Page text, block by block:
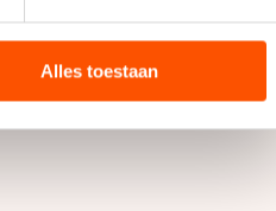
media, advertenties en
zij hebben verzameld via
de VS, waar mogelijk geen
u in met deze overdracht.
Alles toestaan